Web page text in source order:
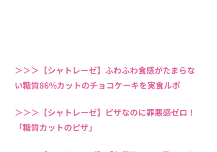
＞＞＞【シャトレーゼ】ふわふわ食感がたまらな
い糖質86%カットのチョコケーキを実食ルポ
＞＞＞【シャトレーゼ】ピザなのに罪悪感ゼロ！
「糖質カットのピザ」